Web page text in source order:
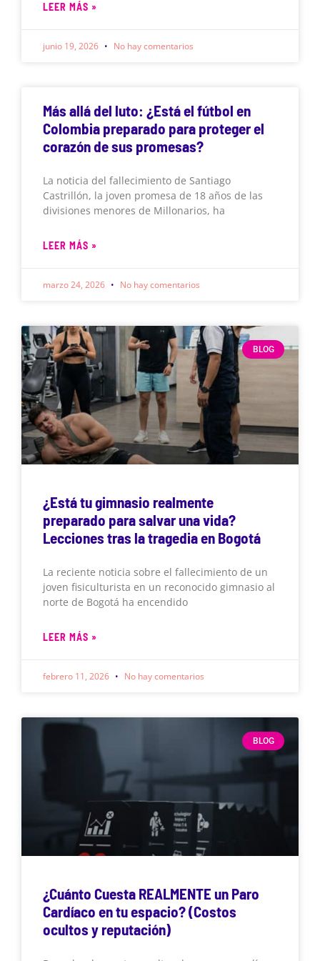
LEER MÁS »
junio 19, 2026 No hay comentarios
Más allá del luto: ¿Está el fútbol en
Colombia preparado para proteger el
corazón de sus promesas?
La noticia del fallecimiento de Santiago
Castrillón, la joven promesa de 18 años de las
divisiones menores de Millonarios, ha
LEER MÁS »
marzo 24, 2026 No hay comentarios
BLOG
¿Está tu gimnasio realmente
preparado para salvar una vida?
Lecciones tras la tragedia en Bogotá
La reciente noticia sobre el fallecimiento de un
joven fisiculturista en un reconocido gimnasio al
norte de Bogotá ha encendido
LEER MÁS »
febrero 11, 2026 No hay comentarios
BLOG
¿Cuánto Cuesta REALMENTE un Paro
Cardíaco en tu espacio? (Costos
ocultos y reputación)